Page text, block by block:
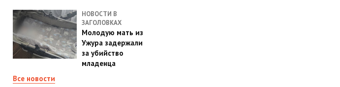
НОВОСТИ В
ЗАГОЛОВКАХ
Молодую мать из
Ужура задержали
за убийство
младенца
Все новости